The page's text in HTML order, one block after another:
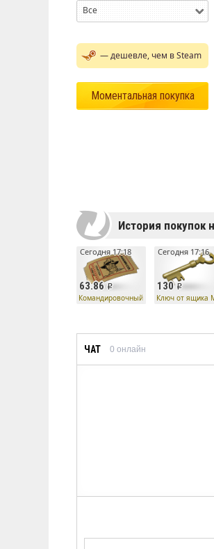
Все
— дешевле, чем в Steam
Моментальная покупка
История покупок
63.86
Сегодня 17:18
Командировочный билет
130
Сегодня 17:16
Ключ от ящика
ЧАТ 0 онлайн